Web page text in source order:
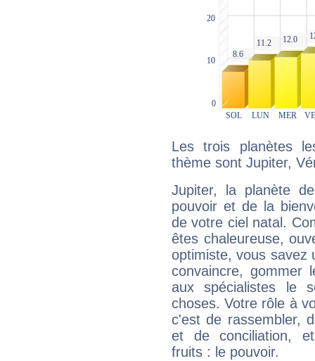
Les trois planètes
thème sont Jupiter,
Jupiter, la planète
pouvoir et de la
de votre ciel natal.
êtes chaleureuse,
optimiste, vous savez
convaincre, gommer
aux spécialistes le
choses. Votre rôle à
c'est de rassembler,
et de conciliation,
fruits : le pouvoir.